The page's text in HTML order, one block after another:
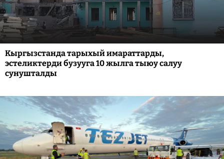
Кыргызстанда тарыхый имараттарды,
эстеликтерди бузууга 10 жылга тыюу салуу
сунушталды